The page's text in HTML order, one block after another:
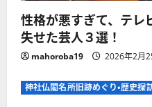
性格が悪すぎて、テレ
失せた芸人３選！
mahoroba19 2026年2月
神社仏閣名所旧跡めぐり・歴史探